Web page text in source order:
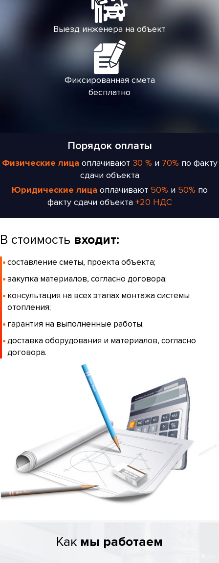
Выезд инженера на объект
Фиксированная смета
бесплатно
Порядок оплаты
Физические лица оплачивают 30 % и 70% по факту
сдачи объекта
Юридические лица оплачивают 50% и 50% по
факту сдачи объекта +20 НДС
В стоимость входит:
составление сметы, проекта объекта;
закупка материалов, согласно договора;
консультация на всех этапах монтажа системы
отопления;
гарантия на выполненные работы;
доставка оборудования и материалов, согласно
договора.
Как мы работаем